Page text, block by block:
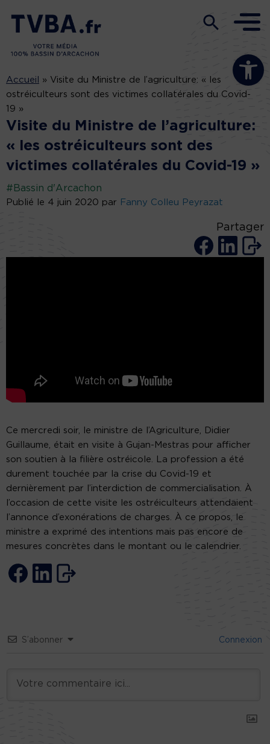
Ouvrir la
Accueil » Visite du Ministre de l’agriculture: « les
ostréiculteurs sont des victimes collatérales du Covid-
19 »
Visite du Ministre de l’agriculture:
« les ostréiculteurs sont des
victimes collatérales du Covid-19 »
#Bassin d'Arcachon
Publié le 4 juin 2020 par Fanny Colleu Peyrazat
Partager
Ce mercredi soir, le ministre de l’Agriculture, Didier
Guillaume, était en visite à Gujan-Mestras pour afficher
son soutien à la filière ostréicole. La profession a été
durement touchée par la crise du Covid-19 et
dernièrement par l’interdiction de commercialisation. À
l’occasion de cette visite les ostréiculteurs attendaient
l’annonce d’exonérations de charges. À ce propos, le
ministre a exprimé des intentions mais pas encore de
mesures concrètes dans le montant ou le calendrier.
S’abonner Connexion